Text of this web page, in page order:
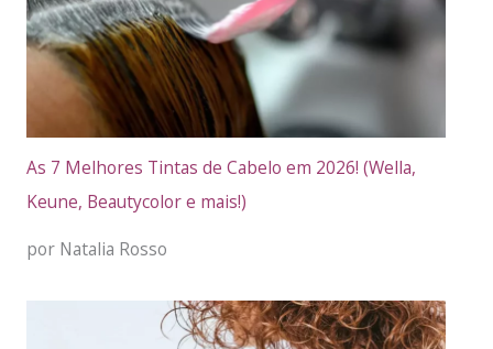
As 7 Melhores Tintas de Cabelo em 2026! (Wella,
Keune, Beautycolor e mais!)
por Natalia Rosso